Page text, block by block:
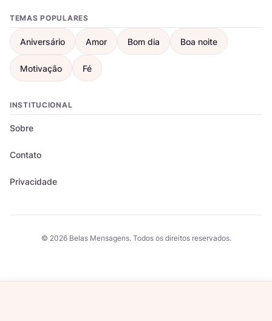
TEMAS POPULARES
Aniversário Amor Bom dia Boa noite
Motivação Fé
INSTITUCIONAL
Sobre
Contato
Privacidade
© 2026 Belas Mensagens. Todos os direitos reservados.